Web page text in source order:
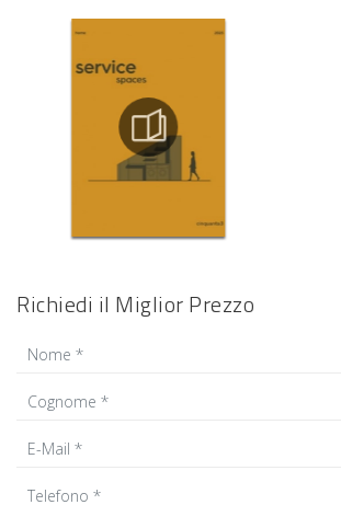
Richiedi il Miglior Prezzo